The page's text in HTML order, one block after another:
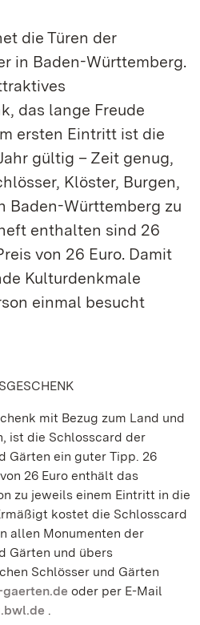
die Türen der
in Baden-Württemberg.
das lange Freude
ersten Eintritt ist die
gültig – Zeit genug,
Klöster, Burgen,
Baden-Württemberg zu
enthalten sind 26
von 26 Euro. Damit
Kulturdenkmale
einmal besucht
mit Bezug zum Land und
ist die Schlosscard der
Gärten ein guter Tipp. 26
26 Euro enthält das
zu jeweils einem Eintritt in die
kostet die Schlosscard
allen Monumenten der
Gärten und übers
Schlösser und Gärten
oder per E-Mail
.